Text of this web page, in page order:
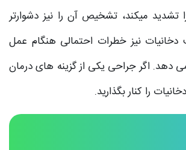
تشدید میکند، تشخیص آن را نیز دشوارتر
نیز خطرات احتمالی هنگام عمل
دهد. اگر جراحی یکی از گزینه های درمان
را کنار بگذارید.